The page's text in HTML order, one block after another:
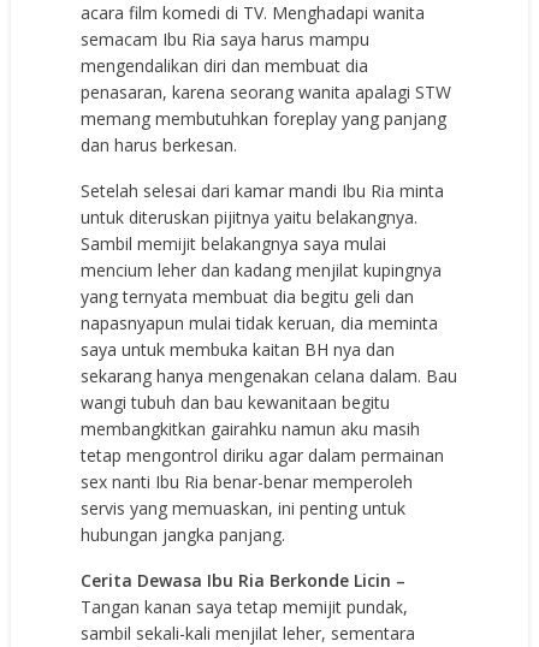
acara film komedi di TV. Menghadapi wanita
semacam Ibu Ria saya harus mampu
mengendalikan diri dan membuat dia
penasaran, karena seorang wanita apalagi STW
memang membutuhkan foreplay yang panjang
dan harus berkesan.
Setelah selesai dari kamar mandi Ibu Ria minta
untuk diteruskan pijitnya yaitu belakangnya.
Sambil memijit belakangnya saya mulai
mencium leher dan kadang menjilat kupingnya
yang ternyata membuat dia begitu geli dan
napasnyapun mulai tidak keruan, dia meminta
saya untuk membuka kaitan BH nya dan
sekarang hanya mengenakan celana dalam. Bau
wangi tubuh dan bau kewanitaan begitu
membangkitkan gairahku namun aku masih
tetap mengontrol diriku agar dalam permainan
sex nanti Ibu Ria benar-benar memperoleh
servis yang memuaskan, ini penting untuk
hubungan jangka panjang.
Cerita Dewasa Ibu Ria Berkonde Licin –
Tangan kanan saya tetap memijit pundak,
sambil sekali-kali menjilat leher, sementara